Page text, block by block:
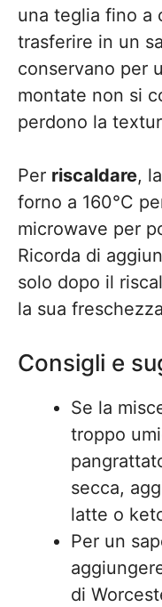
una teglia fino a
trasferire in un
conservano per
montate non si
perdono la
Per riscaldare,
forno a 160°C
microwave per
Ricorda di
solo dopo il
la sua
Consigli e
Se la
troppo
secca,
latte o
Per un
di